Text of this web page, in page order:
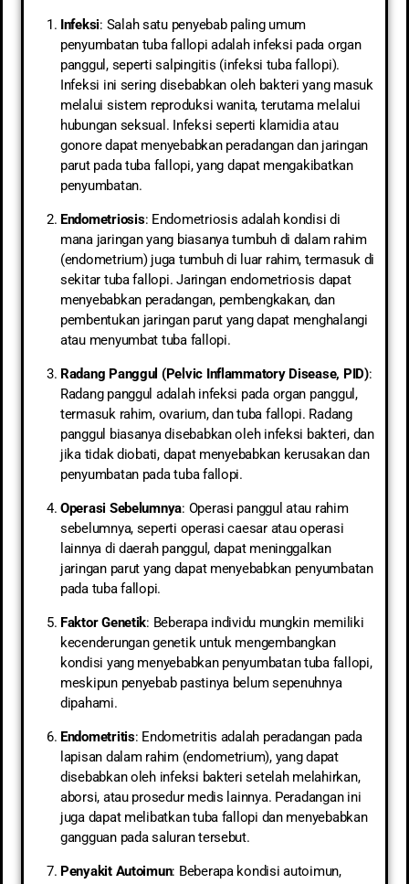
Infeksi: Salah satu penyebab paling umum
penyumbatan tuba fallopi adalah infeksi pada organ
panggul, seperti salpingitis (infeksi tuba fallopi).
Infeksi ini sering disebabkan oleh bakteri yang masuk
melalui sistem reproduksi wanita, terutama melalui
hubungan seksual. Infeksi seperti klamidia atau
gonore dapat menyebabkan peradangan dan jaringan
parut pada tuba fallopi, yang dapat mengakibatkan
penyumbatan.
Endometriosis: Endometriosis adalah kondisi di
mana jaringan yang biasanya tumbuh di dalam rahim
(endometrium) juga tumbuh di luar rahim, termasuk di
sekitar tuba fallopi. Jaringan endometriosis dapat
menyebabkan peradangan, pembengkakan, dan
pembentukan jaringan parut yang dapat menghalangi
atau menyumbat tuba fallopi.
Radang Panggul (Pelvic Inflammatory Disease, PID):
Radang panggul adalah infeksi pada organ panggul,
termasuk rahim, ovarium, dan tuba fallopi. Radang
panggul biasanya disebabkan oleh infeksi bakteri, dan
jika tidak diobati, dapat menyebabkan kerusakan dan
penyumbatan pada tuba fallopi.
Operasi Sebelumnya: Operasi panggul atau rahim
sebelumnya, seperti operasi caesar atau operasi
lainnya di daerah panggul, dapat meninggalkan
jaringan parut yang dapat menyebabkan penyumbatan
pada tuba fallopi.
Faktor Genetik: Beberapa individu mungkin memiliki
kecenderungan genetik untuk mengembangkan
kondisi yang menyebabkan penyumbatan tuba fallopi,
meskipun penyebab pastinya belum sepenuhnya
dipahami.
Endometritis: Endometritis adalah peradangan pada
lapisan dalam rahim (endometrium), yang dapat
disebabkan oleh infeksi bakteri setelah melahirkan,
aborsi, atau prosedur medis lainnya. Peradangan ini
juga dapat melibatkan tuba fallopi dan menyebabkan
gangguan pada saluran tersebut.
Penyakit Autoimun: Beberapa kondisi autoimun,